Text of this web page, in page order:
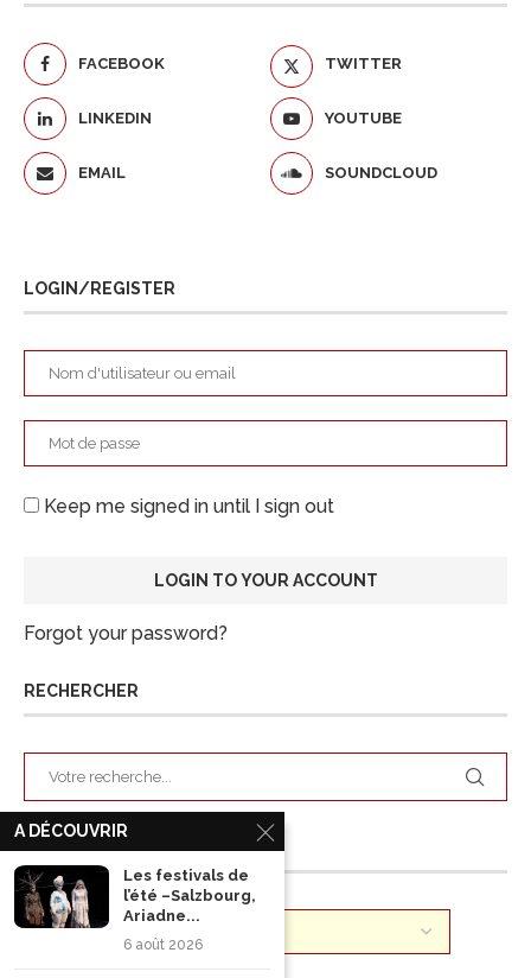
FACEBOOK TWITTER
LINKEDIN YOUTUBE
EMAIL SOUNDCLOUD
LOGIN/REGISTER
Keep me signed in until I sign out
Forgot your password?
RECHERCHER
ARCHIVES
A DÉCOUVRIR
Les festivals de
l’été –Salzbourg,
Ariadne...
6 août 2026